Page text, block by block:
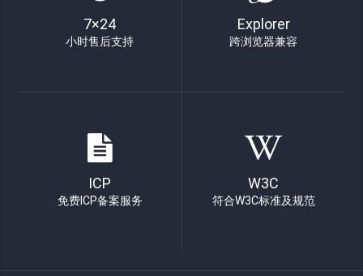
7×24
小时售后支持
Explorer
跨浏览器兼容
ICP
免费ICP备案服务
W3C
符合W3C标准及规范